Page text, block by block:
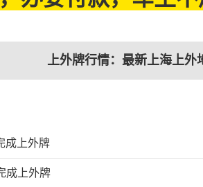
上外牌行情：最新上海上外
成上外牌
成上外牌